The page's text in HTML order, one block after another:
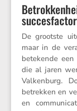
succesfactor
De grootste
maar in de
betekende
die al jaren
Valken­burg.
betrekken en
en